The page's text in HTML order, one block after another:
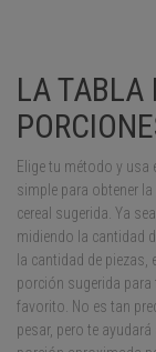
LA TABLA
Elige tu método y usa
simple para obtener
cereal sugerida. Ya
midiendo la cantidad
la cantidad de piezas,
porción sugerida para
favorito. No es tan
pesar, pero te